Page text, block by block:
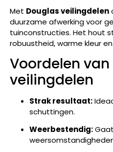
Met Douglas veilingdelen
duurzame afwerking voor
tuinconstructies. Het hout
robuustheid, warme kleur
Voordelen
veilingdelen
Strak resultaat:
schuttingen.
Weerbestendig: